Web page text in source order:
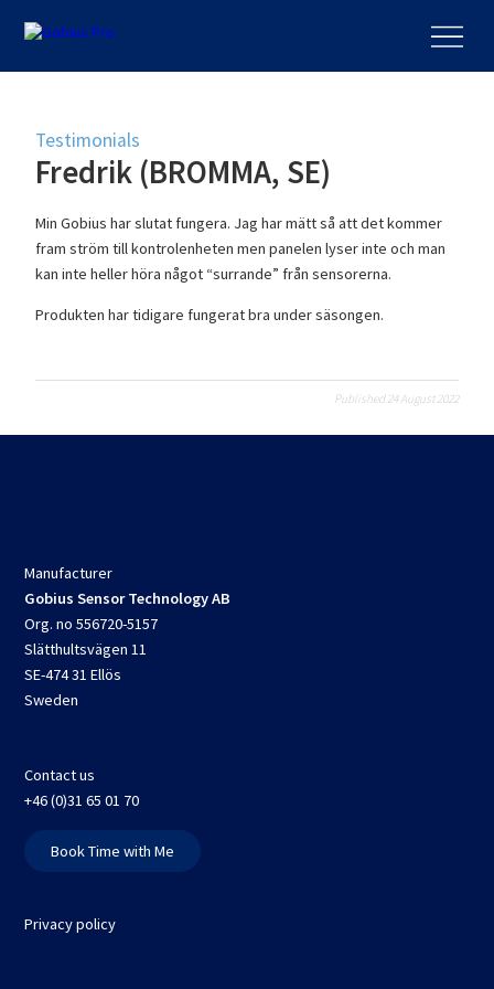
Testimonials
Fredrik (BROMMA, SE)
Min Gobius har slutat fungera. Jag har mätt så att det kommer
fram ström till kontrolenheten men panelen lyser inte och man
kan inte heller höra något “surrande” från sensorerna.
Produkten har tidigare fungerat bra under säsongen.
Published 24 August 2022
Manufacturer
Gobius Sensor Technology AB
Org. no 556720-5157
Slätthultsvägen 11
SE-474 31 Ellös
Sweden
Contact us
+46 (0)31 65 01 70
Book Time with Me
Privacy policy